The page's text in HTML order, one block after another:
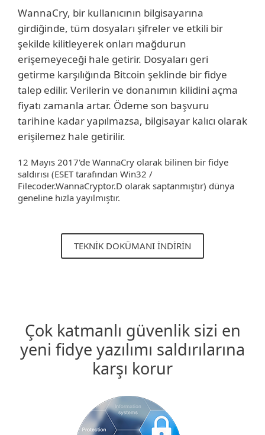
WannaCry, bir kullanıcının bilgisayarına
girdiğinde, tüm dosyaları şifreler ve etkili bir
şekilde kilitleyerek onları mağdurun
erişemeyeceği hale getirir. Dosyaları geri
getirme karşılığında Bitcoin şeklinde bir fidye
talep edilir. Verilerin ve donanımın kilidini açma
fiyatı zamanla artar. Ödeme son başvuru
tarihine kadar yapılmazsa, bilgisayar kalıcı olarak
erişilemez hale getirilir.
12 Mayıs 2017'de WannaCry olarak bilinen bir fidye
saldırısı (ESET tarafından Win32 /
Filecoder.WannaCryptor.D olarak saptanmıştır) dünya
geneline hızla yayılmıştır.
TEKNİK DOKÜMANI İNDİRİN
Çok katmanlı güvenlik sizi en
yeni fidye yazılımı saldırılarına
karşı korur